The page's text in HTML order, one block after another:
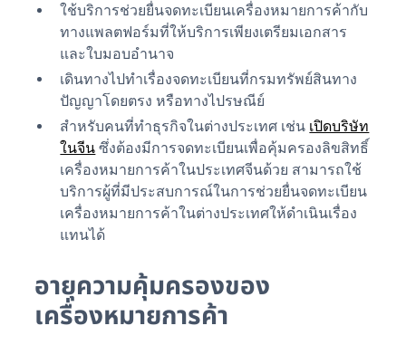
ใช้บริการช่วยยื่นจดทะเบียนเครื่องหมายการค้ากับ
ทางแพลตฟอร์มที่ให้บริการเพียงเตรียมเอกสาร
และใบมอบอำนาจ
เดินทางไปทำเรื่องจดทะเบียนที่กรมทรัพย์สินทาง
ปัญญาโดยตรง หรือทางไปรษณีย์
สำหรับคนที่ทำธุรกิจในต่างประเทศ เช่น เปิดบริษัท
ในจีน ซึ่งต้องมีการจดทะเบียนเพื่อคุ้มครองลิขสิทธิ์
เครื่องหมายการค้าในประเทศจีนด้วย สามารถใช้
บริการผู้ที่มีประสบการณ์ในการช่วยยื่นจดทะเบียน
เครื่องหมายการค้าในต่างประเทศให้ดำเนินเรื่อง
แทนได้
อายุความคุ้มครองของ
เครื่องหมายการค้า